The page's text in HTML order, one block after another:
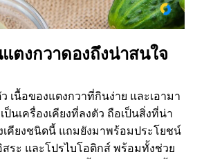
ตงกวาดองถึงน่าสนใจ
เนื้อของแตงกวาที่กินง่าย และเอามา
ป็นเครื่องเคียงที่ลงตัว ถือเป็นสิ่งที่น่า
เคียงชนิดนี้ แถมยังมาพร้อมประโยชน์
ระ และโปรไบโอติกส์ พร้อมทั้งช่วย